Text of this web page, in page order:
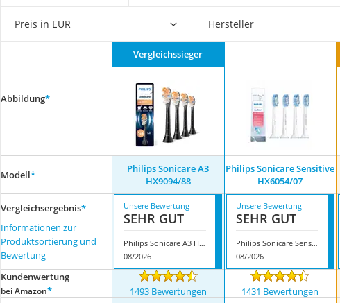
Preis in EUR Hersteller
Abbildung*
Vergleichssieger
Modell*
Philips Sonicare A3
HX9094/88
Philips Sonicare Sensitive
HX6054/07
Vergleichsergebnis*
Informationen zur
Produktsortierung und
Bewertung
Unsere Bewertung
SEHR GUT
Philips Sonicare A3 HX9094/88
08/2026
Unsere Bewertung
SEHR GUT
Philips Sonicare Sensitive HX6054/07
08/2026
Kundenwertung
bei Amazon* 1493 Bewertungen 1431 Bewertungen